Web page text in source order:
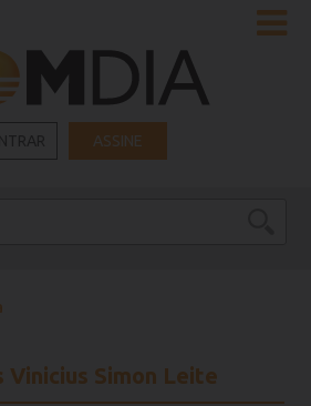
ASSINE
Vinicius Simon Leite